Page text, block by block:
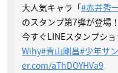
大人気キャラ「#赤井秀
のスタンプ第7弾が登場！
今すぐLINEスタンプショ
Wihy#青山剛昌#少年サ
er.com/aThDOYHVa9